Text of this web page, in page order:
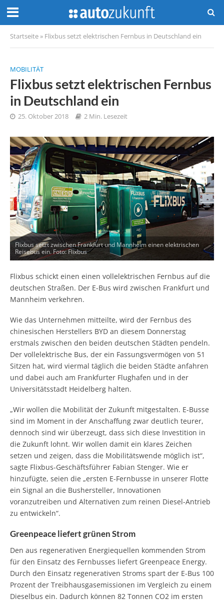
Startseite » Flixbus setzt elektrischen Fernbus in Deutschland ein
MOBILITÄT
Flixbus setzt elektrischen Fernbus
in Deutschland ein
25. Oktober 2018 2 Min. Lesezeit
Flixbus setzt zwischen Frankfurt und Mannheim einen elektrischen
Reisebus ein. Foto: Flixbus
Flixbus schickt einen einen vollelektrischen Fernbus auf die
deutschen Straßen. Der E-Bus wird zwischen Frankfurt und
Mannheim verkehren.
Wie das Unternehmen mitteilte, wird der Fernbus des
chinesischen Herstellers BYD an diesem Donnerstag
erstmals zwischen den beiden deutschen Städten pendeln.
Der vollelektrische Bus, der ein Fassungsvermögen von 51
Sitzen hat, wird viermal täglich die beiden Städte anfahren
und dabei auch am Frankfurter Flughafen und in der
Universitätsstadt Heidelberg halten.
„Wir wollen die Mobilität der Zukunft mitgestalten. E-Busse
sind im Moment in der Anschaffung zwar deutlich teurer,
dennoch sind wir überzeugt, dass sich diese Investition in
die Zukunft lohnt. Wir wollen damit ein klares Zeichen
setzen und zeigen, dass die Mobilitätswende möglich ist“,
sagte Flixbus-Geschäftsführer Fabian Stenger. Wie er
hinzufügte, seien die „ersten E-Fernbusse in unserer Flotte
ein Signal an die Bushersteller, Innovationen
voranzutreiben und Alternativen zum reinen Diesel-Antrieb
zu entwickeln“.
Greenpeace liefert grünen Strom
Den aus regenerativen Energiequellen kommenden Strom
für den Einsatz des Fernbusses liefert Greenpeace Energy.
Durch den Einsatz regenerativen Stroms spart der E-Bus 100
Prozent der Treibhausgasemissionen im Vergleich zu einem
Dieselbus ein. Dadurch können 82 Tonnen CO2 im ersten